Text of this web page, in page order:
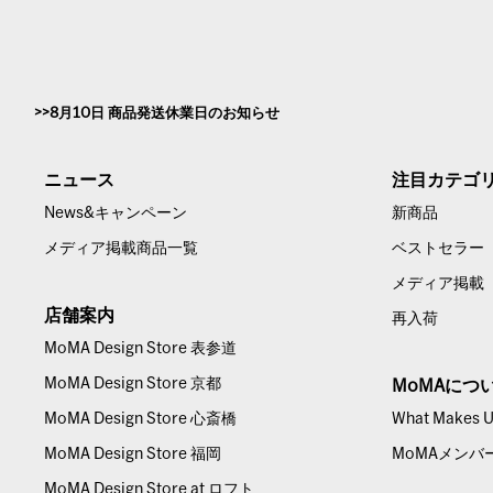
8月10日 商品発送休業日のお知らせ
ニュース
News&キャンペーン
メディア掲載商品一覧
店舗案内
MoMA Design Store 表参道
MoMA Design Store 京都
MoMA Design Store 心斎橋
MoMA Design Store 福岡
MoMA Design Store at ロフト
注目カテゴ
新商品
ベストセラー
メディア掲載
再入荷
MoMAにつ
What Makes
MoMAメンバ